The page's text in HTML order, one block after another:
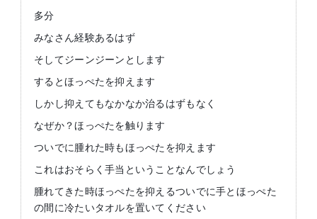
多分
みなさん経験あるはず
そしてジーンジーンとします
するとほっぺたを抑えます
しかし抑えてもなかなか治るはずもなく
なぜか？ほっぺたを触ります
ついでに腫れた時もほっぺたを抑えます
これはおそらく手当ということなんでしょう
腫れてきた時ほっぺたを抑えるついでに手とほっぺた
の間に冷たいタオルを置いてください